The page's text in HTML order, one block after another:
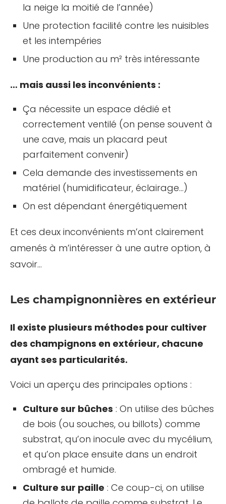
la neige la moitié de l’année)
Une protection facilité contre les nuisibles
et les intempéries
Une production au m² très intéressante
… mais aussi les inconvénients :
Ça nécessite un espace dédié et
correctement ventilé (on pense souvent à
une cave, mais un placard peut
parfaitement convenir)
Cela demande des investissements en
matériel (humidificateur, éclairage…)
On est dépendant énergétiquement
Et ces deux inconvénients m’ont clairement
amenés à m’intéresser à une autre option, à
savoir…
Les champignonnières en extérieur
Il existe plusieurs méthodes pour cultiver
des champignons en extérieur, chacune
ayant ses particularités.
Voici un aperçu des principales options :
Culture sur bûches : On utilise des bûches
de bois (ou souches, ou billots) comme
substrat, qu’on inocule avec du mycélium,
et qu’on place ensuite dans un endroit
ombragé et humide.
Culture sur paille : Ce coup-ci, on utilise